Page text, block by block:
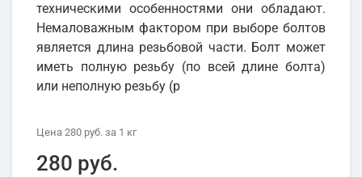
техническими особенностями они обладают.
Немаловажным фактором при выборе болтов
является длина резьбовой части. Болт может
иметь полную резьбу (по всей длине болта)
или неполную резьбу (р
Цена 280 руб. за 1 кг
280 руб.